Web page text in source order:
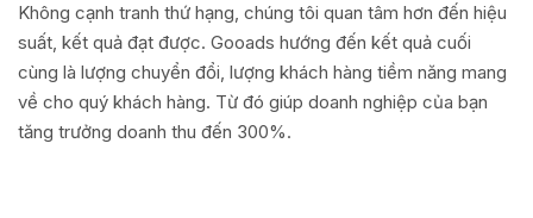
Không cạnh tranh thứ hạng, chúng tôi quan tâm hơn đến hiệu
suất, kết quả đạt được. Gooads hướng đến kết quả cuối
cùng là lượng chuyển đổi, lượng khách hàng tiềm năng mang
về cho quý khách hàng. Từ đó giúp doanh nghiệp của bạn
tăng trưởng doanh thu đến 300%.